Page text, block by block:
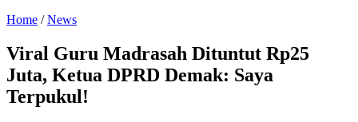
Home /News
Viral Guru Madrasah Dituntut Rp25
Juta, Ketua DPRD Demak: Saya
Terpukul!